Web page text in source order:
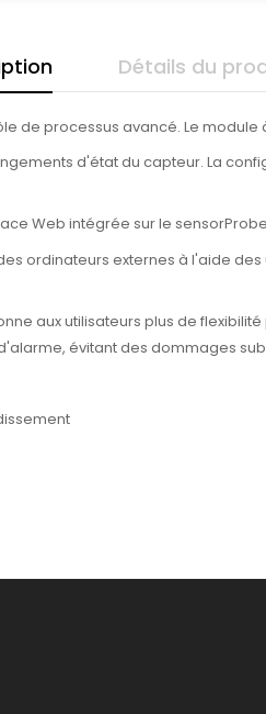
Détails du
de processus avancé. Le
d'état du capteur. La
Web intégrée sur le
ordinateurs externes à l'aide
aux utilisateurs plus de
évitant des dommages